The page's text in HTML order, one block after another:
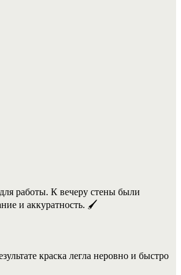
работы. К вечеру стены были
и аккуратность. 🖌️
краска легла неровно и быстро